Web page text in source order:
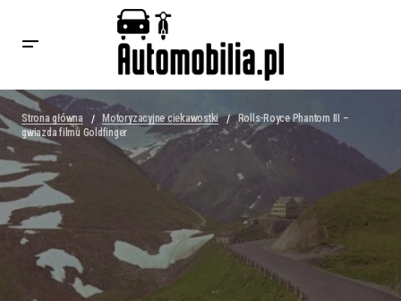
Strona główna Motoryzacyjne ciekawostki
Rolls-Royce Phantom III –
gwiazda filmu Goldfinger